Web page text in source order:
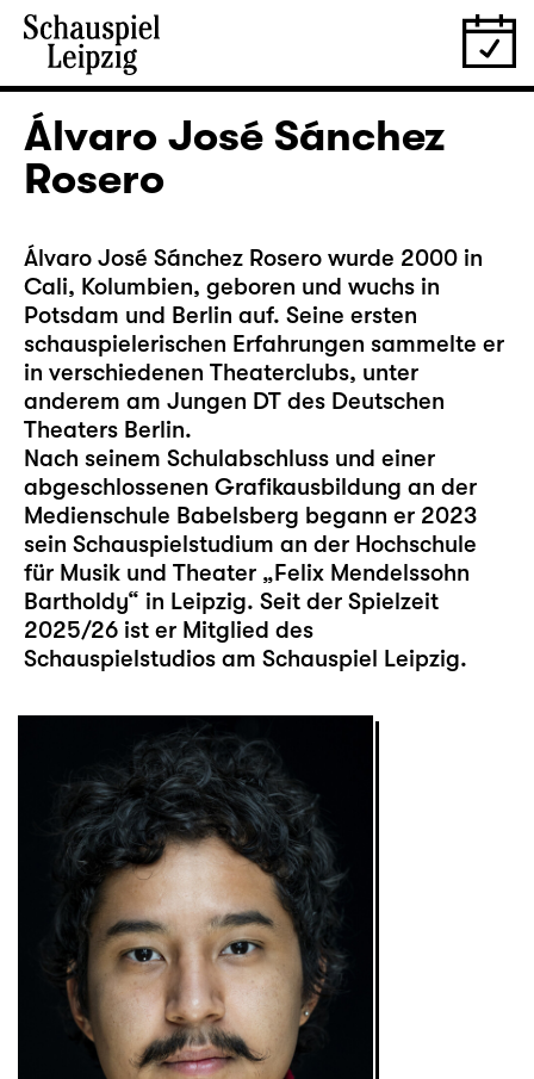
Álvaro José Sánchez
Rosero
Álvaro José Sánchez Rosero wurde 2000 in
Cali, Kolumbien, geboren und wuchs in
Potsdam und Berlin auf. Seine ersten
schauspielerischen Erfahrungen sammelte er
in verschiedenen Theaterclubs, unter
anderem am Jungen DT des Deutschen
Theaters Berlin.
Nach seinem Schulabschluss und einer
abgeschlossenen Grafikausbildung an der
Medienschule Babelsberg begann er 2023
sein Schauspielstudium an der Hochschule
für Musik und Theater „Felix Mendelssohn
Bartholdy“ in Leipzig. Seit der Spielzeit
2025/26 ist er Mitglied des
Schauspielstudios am Schauspiel Leipzig.